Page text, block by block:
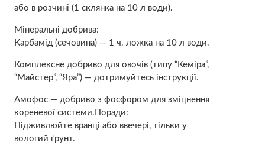
або в розчині (1 склянка на 10 л води).
Мінеральні добрива:
Карбамід (сечовина) — 1 ч. ложка на 10 л води.
Комплексне добриво для овочів (типу “Кеміра”,
“Майстер”, “Яра”) — дотримуйтесь інструкції.
Амофос — добриво з фосфором для зміцнення
кореневої системи.Поради:
Підживлюйте вранці або ввечері, тільки у
вологий ґрунт.